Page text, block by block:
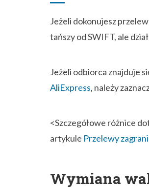
Jeżeli dokonujesz
tańszy od SWIFT, ale
Jeżeli odbiorca znajduje
AliExpress, należy
<Szczegółowe różnice
artykule Przelewy
Wymiana